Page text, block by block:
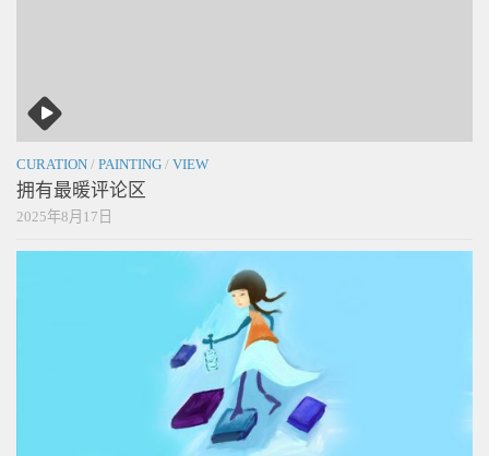
CURATION / PAINTING / VIEW
拥有最暖评论区
2025年8月17日